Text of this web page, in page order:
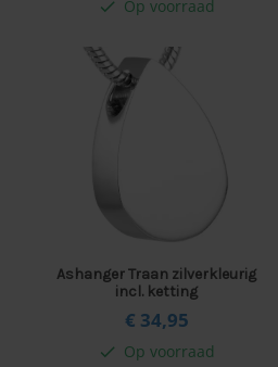
check Op voorraad
Ashanger Traan zilverkleurig
incl. ketting
€ 34,95
check Op voorraad